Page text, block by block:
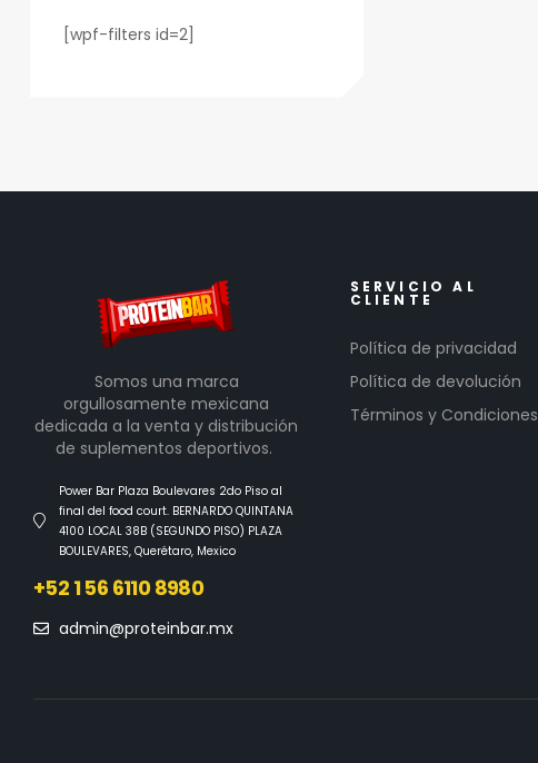
[wpf-filters id=2]
Somos una marca
orgullosamente mexicana
dedicada a la venta y distribución
de suplementos deportivos.
Power Bar Plaza Boulevares 2do Piso al
final del food court. BERNARDO QUINTANA
4100 LOCAL 38B (SEGUNDO PISO) PLAZA
BOULEVARES, Querétaro, Mexico
+52 1 56 6110 8980
admin@proteinbar.mx
SERVICIO AL
CLIENTE
Política de privacidad
Política de devolución
Términos y Condiciones